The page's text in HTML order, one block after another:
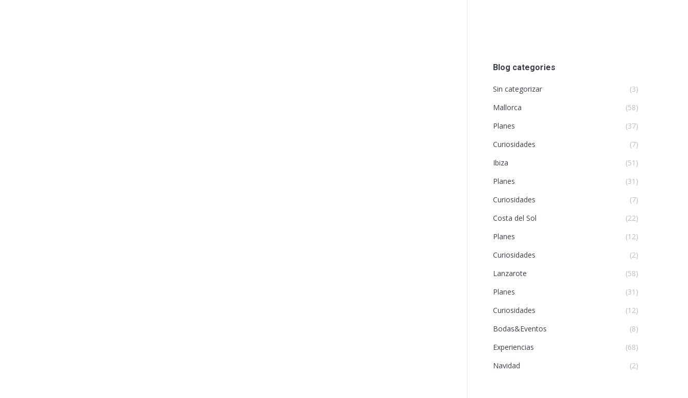
Blog categories
Sin categorizar
(3)
Mallorca
(58)
Planes
(37)
Curiosidades
(7)
Ibiza
(51)
Planes
(31)
Curiosidades
(7)
Costa del Sol
(22)
Planes
(12)
Curiosidades
(2)
Lanzarote
(58)
Planes
(31)
Curiosidades
(12)
Bodas&Eventos
(8)
Experiencias
(68)
Navidad
(2)